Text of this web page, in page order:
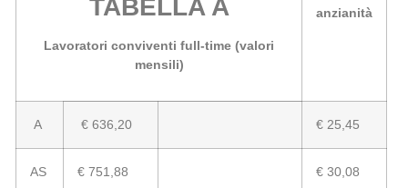
TABELLA A
Lavoratori conviventi full-time (valori
mensili)
anzianità
A € 636,20 € 25,45
AS € 751,88 € 30,08